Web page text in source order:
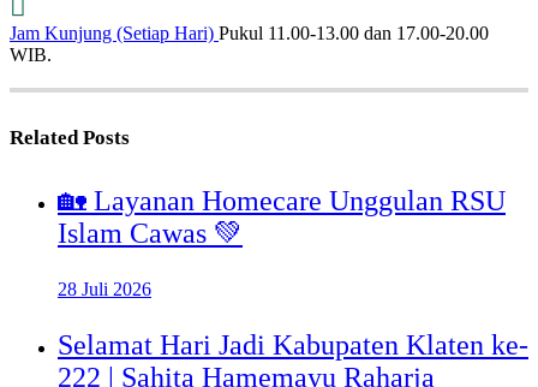
Jam Kunjung (Setiap Hari) Pukul 11.00-13.00 dan 17.00-20.00
WIB.
Related Posts
🏡 Layanan Homecare Unggulan RSU
Islam Cawas 💚
28 Juli 2026
Selamat Hari Jadi Kabupaten Klaten ke-
222 | Sahita Hamemayu Raharja